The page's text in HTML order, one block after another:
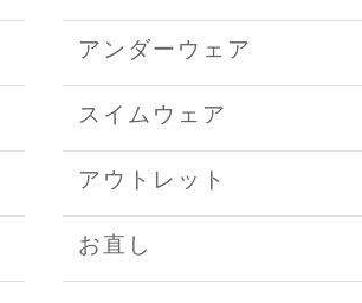
アンダーウェア
スイムウェア
アウトレット
お直し